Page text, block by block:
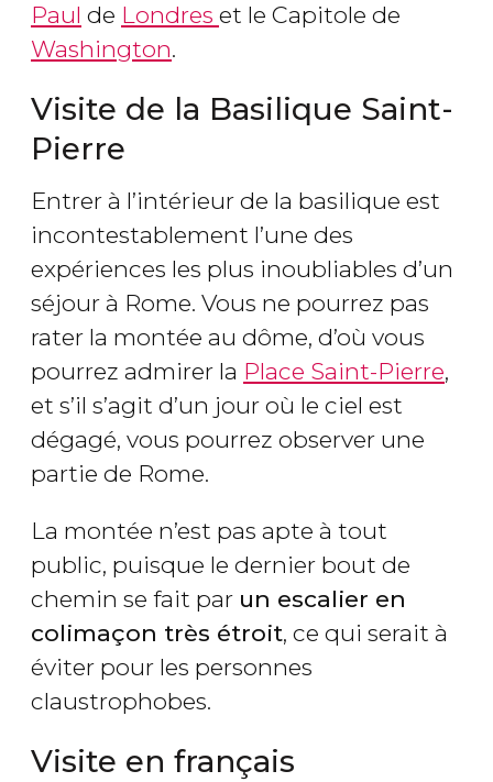
Paul de Londres et le Capitole de
Washington.
Visite de la Basilique Saint-
Pierre
Entrer à l’intérieur de la basilique est
incontestablement l’une des
expériences les plus inoubliables d’un
séjour à Rome. Vous ne pourrez pas
rater la montée au dôme, d’où vous
pourrez admirer la Place Saint-Pierre,
et s’il s’agit d’un jour où le ciel est
dégagé, vous pourrez observer une
partie de Rome.
La montée n’est pas apte à tout
public, puisque le dernier bout de
chemin se fait par un escalier en
colimaçon très étroit, ce qui serait à
éviter pour les personnes
claustrophobes.
Visite en français